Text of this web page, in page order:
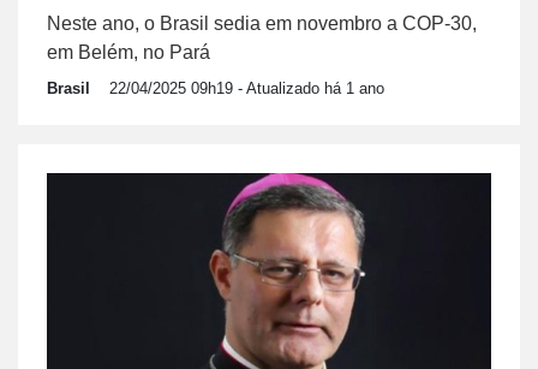
Neste ano, o Brasil sedia em novembro a COP-30,
em Belém, no Pará
Brasil 22/04/2025 09h19 - Atualizado há 1 ano